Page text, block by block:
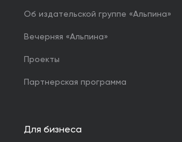
Об издательской группе «Альпина»
Вечерняя «Альпина»
Проекты
Партнерская программа
Для бизнеса